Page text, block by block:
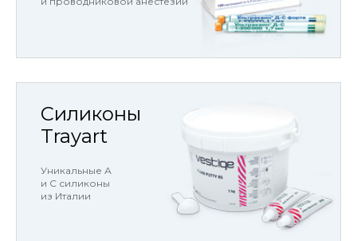
Силиконы
Trayart
Уникальные А
и С силиконы
из Италии